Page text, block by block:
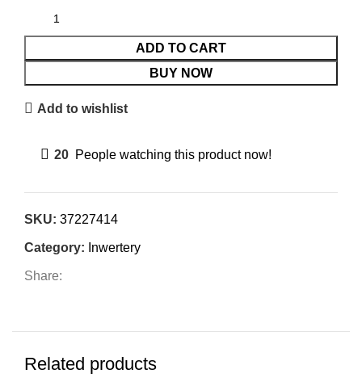
ADD TO CART
BUY NOW
Add to wishlist
20 People watching this product now!
SKU: 37227414
Category: Inwertery
Share:
Related products